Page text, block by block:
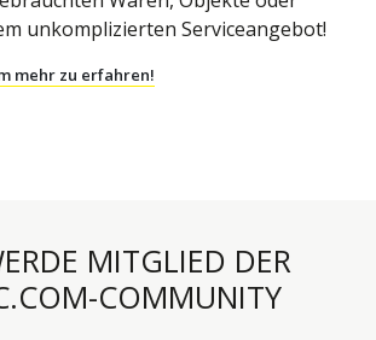
unkomplizierten Serviceangebot!
mehr zu erfahren!
MITGLIED DER
COMMUNITY